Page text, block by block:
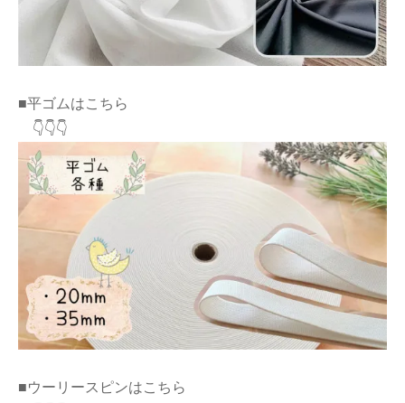
■平ゴムはこちら
👇👇👇
■ウーリースピンはこちら